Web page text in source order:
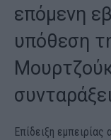
επόμενη
υπόθεση
Επίδειξη